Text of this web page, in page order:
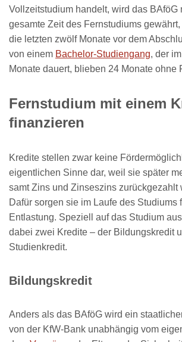
Vollzeitstudium handelt, wird das BAföG
gesamte Zeit des Fernstudiums
die letzten zwölf Monate vor dem
von einem Bachelor-Studiengang, der
Monate dauert, blieben 24 Monate ohne
Fernstudium mit einem
finanzieren
Kredite stellen zwar keine
eigentlichen Sinne dar, weil sie später
samt Zins und Zinseszins zurückgezahlt
Dafür sorgen sie im Laufe des Studiums
Entlastung. Speziell auf das Studium
dabei zwei Kredite – der Bildungskredit
Studienkredit.
Bildungskredit
Anders als das BAföG wird ein
von der KfW-Bank unabhängig vom